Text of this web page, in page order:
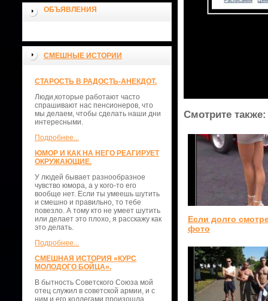
ОБЪЯВЛЕНИЯ
СМЕШНЫЕ ИСТОРИИ
СТАРОСТЬ В РАДОСТЬ-АНЕКДОТ.
Люди,которые работают часто
спрашивают нас пенсионеров, что
мы делаем, чтобы сделать наши дни
интересными.
Подробнее...
ЮМОР И КАК НА НЕГО РЕАГИРУЕТ
ОКРУЖАЮЩИЕ.
У людей бывает разнообразное
чувство юмора, а у кого-то его
вообще нет. Если ты умеешь шутить
и смешно и правильно, то тебе
повезло. А тому кто не умеет шутить
или делает это плохо, я расскажу как
это делать.
Подробнее...
СМЕШНАЯ ИСТОРИЯ «КУРС
МОЛОДОГО БОЙЦА».
В бытность Советского Союза мой
отец служил в советской армии, и с
ним и его коллегами произошла
Смотрите также:
Если долго
фото